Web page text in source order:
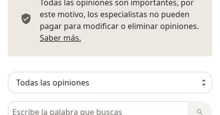
Todas las opiniones son importantes, por
este motivo, los especialistas no pueden
pagar para modificar o eliminar opiniones.
Saber más.
Busca en opiniones